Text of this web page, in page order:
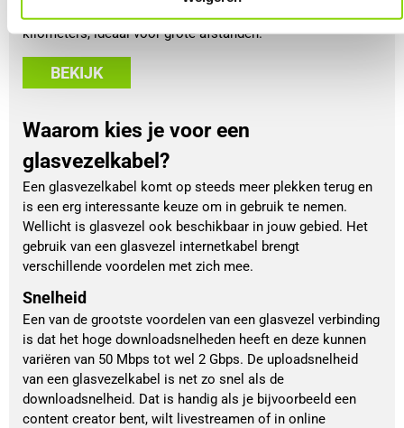
glasvezelkabel dezelfde snelheid over tot tientallen
kilometers, ideaal voor grote afstanden.
BEKIJK
Waarom kies je voor een
glasvezelkabel?
Een glasvezelkabel komt op steeds meer plekken terug en
is een erg interessante keuze om in gebruik te nemen.
Wellicht is glasvezel ook beschikbaar in jouw gebied. Het
gebruik van een glasvezel internetkabel brengt
verschillende voordelen met zich mee.
Snelheid
Een van de grootste voordelen van een glasvezel verbinding
is dat het hoge downloadsnelheden heeft en deze kunnen
variëren van 50 Mbps tot wel 2 Gbps. De uploadsnelheid
van een glasvezelkabel is net zo snel als de
downloadsnelheid. Dat is handig als je bijvoorbeeld een
content creator bent, wilt livestreamen of in online